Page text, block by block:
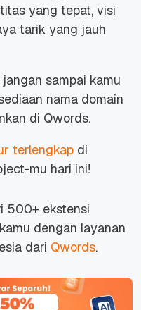
yang tepat, visi
tarik yang jauh
sampai kamu
nama domain
di Qwords.
terlengkap di
mu hari ini!
500+ ekstensi
dengan layanan
dari Qwords.